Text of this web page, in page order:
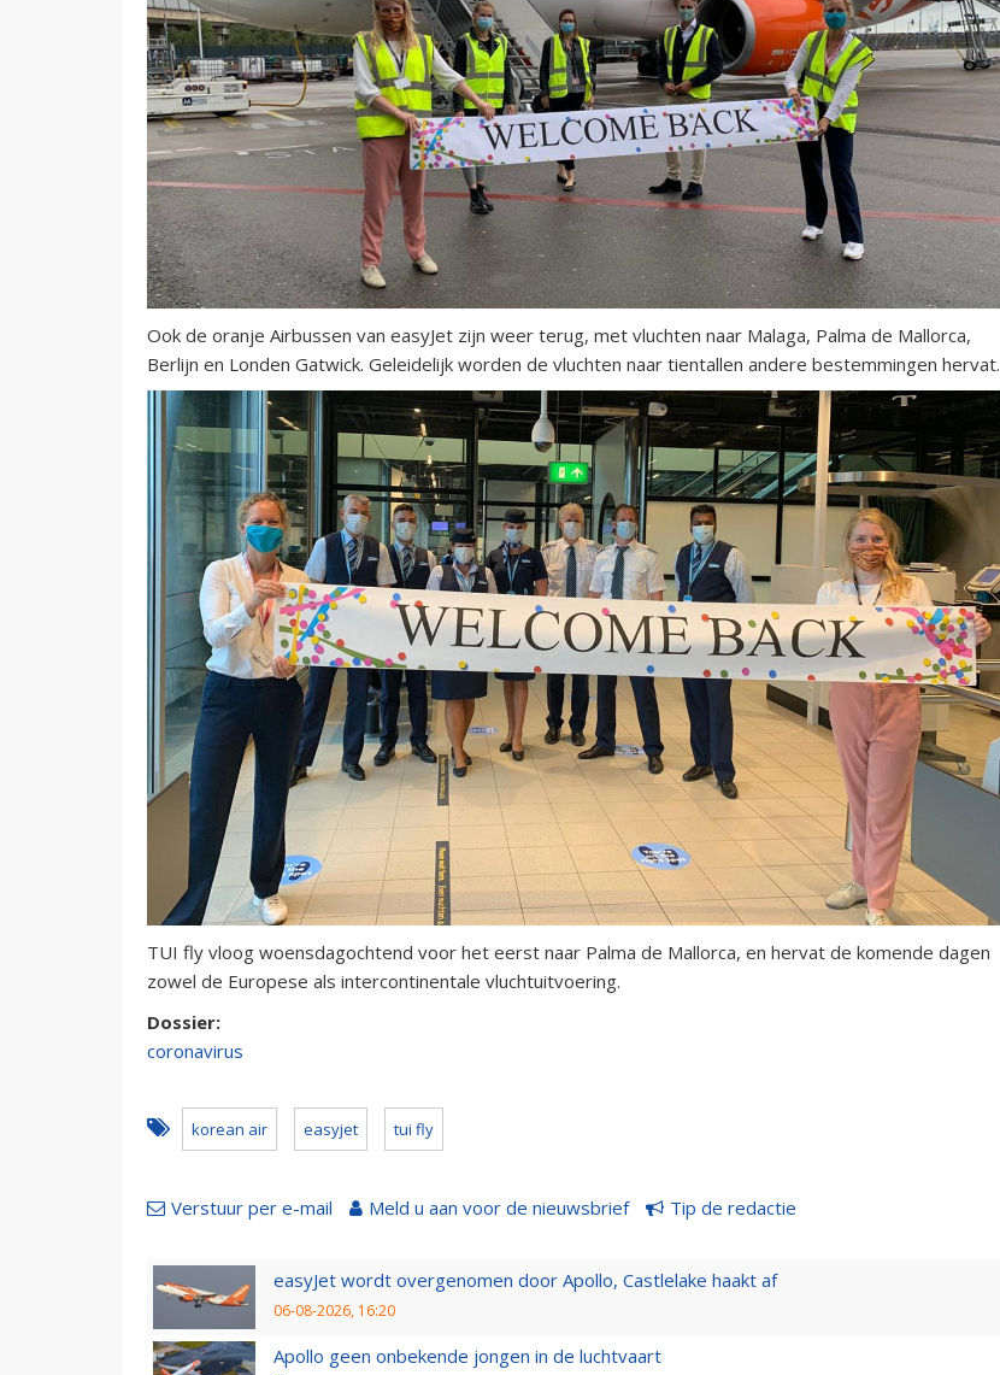
Ook de oranje Airbussen van easyJet zijn weer terug, met vluchten naar Malaga, Palma de Mallorca,
Berlijn en Londen Gatwick. Geleidelijk worden de vluchten naar tientallen andere bestemmingen hervat.
TUI fly vloog woensdagochtend voor het eerst naar Palma de Mallorca, en hervat de komende dagen
zowel de Europese als intercontinentale vluchtuitvoering.
Dossier:
coronavirus
korean air easyjet tui fly
Verstuur per e-mail Meld u aan voor de nieuwsbrief Tip de redactie
easyJet wordt overgenomen door Apollo, Castlelake haakt af
06-08-2026, 16:20
Apollo geen onbekende jongen in de luchtvaart